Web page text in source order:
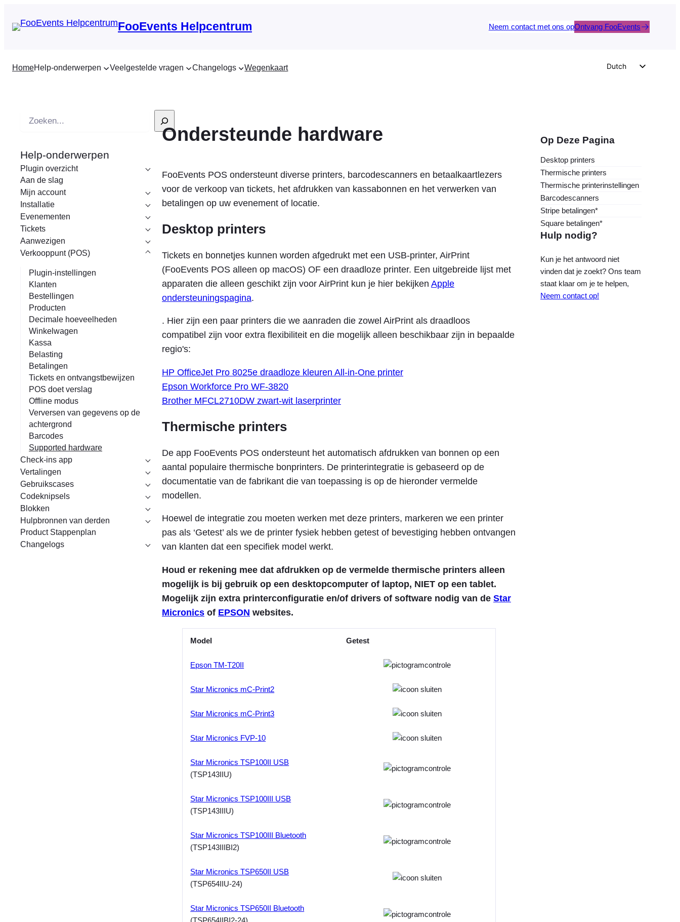
FooEvents Helpcentrum Neem contact met ons opOntvang FooEvents
HomeHelp-onderwerpen Veelgestelde vragen Changelogs Wegenkaart
Dutch
Polish
k
o
p
Help-onderwerpen
Plugin overzicht
Aan de slag
Mijn account
Installatie
Evenementen
Tickets
Aanwezigen
Verkooppunt (POS)
Plugin-instellingen
Klanten
Bestellingen
Producten
Decimale hoeveelheden
Winkelwagen
Kassa
Belasting
Betalingen
Tickets en ontvangstbewijzen
POS doet verslag
Offline modus
Verversen van gegevens op de
achtergrond
Barcodes
Supported hardware
Check-ins app
Vertalingen
Gebruikscases
Codeknipsels
Blokken
Hulpbronnen van derden
Product Stappenplan
Changelogs
Ondersteunde hardware
FooEvents POS ondersteunt diverse printers, barcodescanners en betaalkaartlezers
voor de verkoop van tickets, het afdrukken van kassabonnen en het verwerken van
betalingen op uw evenement of locatie.
Desktop printers
Tickets en bonnetjes kunnen worden afgedrukt met een USB-printer, AirPrint
(FooEvents POS alleen op macOS) OF een draadloze printer. Een uitgebreide lijst met
apparaten die alleen geschikt zijn voor AirPrint kun je hier bekijken Apple
ondersteuningspagina.
. Hier zijn een paar printers die we aanraden die zowel AirPrint als draadloos
compatibel zijn voor extra flexibiliteit en die mogelijk alleen beschikbaar zijn in bepaalde
regio's:
HP OfficeJet Pro 8025e draadloze kleuren All-in-One printer
Epson Workforce Pro WF-3820
Brother MFCL2710DW zwart-wit laserprinter
Thermische printers
De app FooEvents POS ondersteunt het automatisch afdrukken van bonnen op een
aantal populaire thermische bonprinters. De printerintegratie is gebaseerd op de
documentatie van de fabrikant die van toepassing is op de hieronder vermelde
modellen.
Hoewel de integratie zou moeten werken met deze printers, markeren we een printer
pas als ‘Getest’ als we de printer fysiek hebben getest of bevestiging hebben ontvangen
van klanten dat een specifiek model werkt.
Houd er rekening mee dat afdrukken op de vermelde thermische printers alleen
mogelijk is bij gebruik op een desktopcomputer of laptop, NIET op een tablet.
Mogelijk zijn extra printerconfiguratie en/of drivers of software nodig van de Star
Micronics of EPSON websites.
Model Getest
Epson TM-T20II
Star Micronics mC-Print2
Star Micronics mC-Print3
Star Micronics FVP-10
Star Micronics TSP100II USB
(TSP143IIU)
Star Micronics TSP100III USB
(TSP143IIIU)
Star Micronics TSP100III Bluetooth
(TSP143IIIBI2)
Star Micronics TSP650II USB
(TSP654IIU-24)
Star Micronics TSP650II Bluetooth
Op Deze Pagina
Desktop printers
Thermische printers
Thermische printerinstellingen
Barcodescanners
Stripe betalingen*
Square betalingen*
Hulp nodig?
Kun je het antwoord niet
vinden dat je zoekt? Ons team
staat klaar om je te helpen,
Neem contact op!